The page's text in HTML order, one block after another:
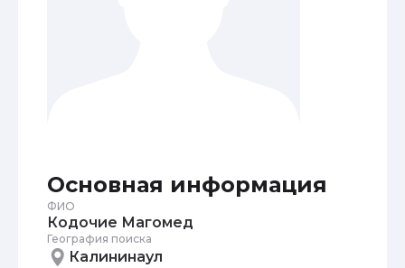
Основная информация
ФИО
Кодочие Магомед
География поиска
Калининаул